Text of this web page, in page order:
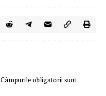
Câmpurile obligatorii sunt